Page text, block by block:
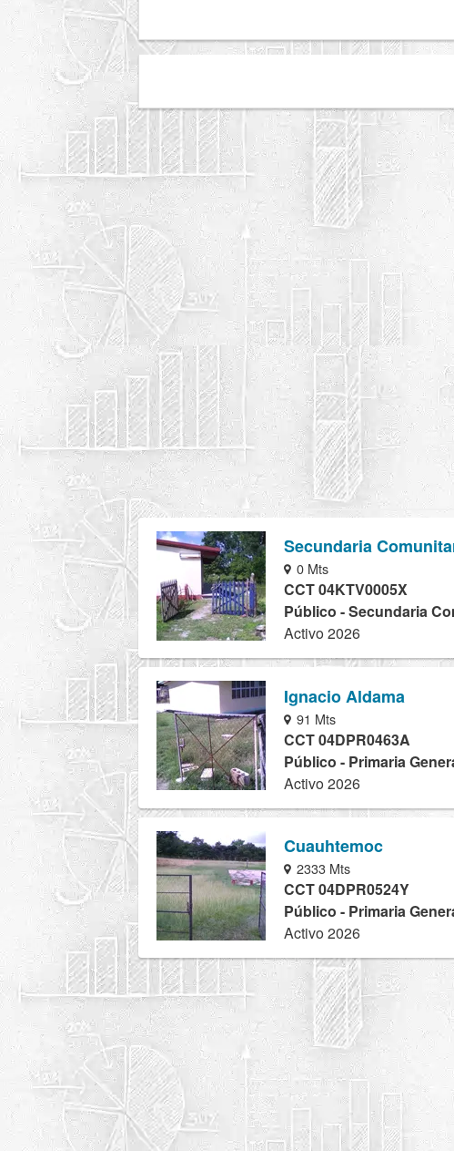
Secundaria
0 Mts
CCT 04KTV0005X
Público - Secundaria
Activo 2026
Ignacio Aldama
91 Mts
CCT 04DPR0463A
Público - Primaria
Activo 2026
Cuauhtemoc
2333 Mts
CCT 04DPR0524Y
Público - Primaria
Activo 2026